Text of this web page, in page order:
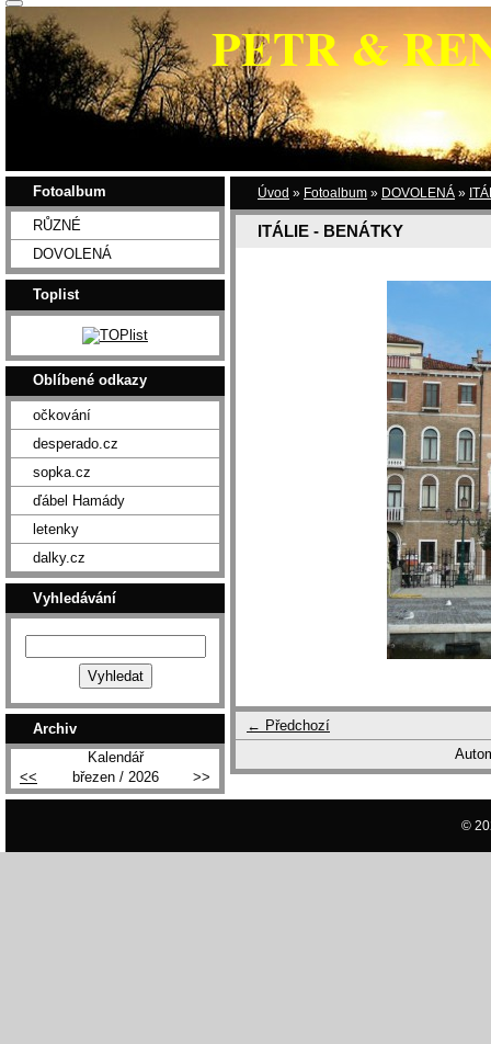
PETR &
Úvod » Fotoalbum » DOVOLENÁ »
ITÁLIE - BENÁTKY
← Předchozí
Fotoalbum
RŮZNÉ
DOVOLENÁ
Toplist
Oblíbené odkazy
očkování
desperado.cz
sopka.cz
ďábel Hamády
letenky
dalky.cz
Vyhledávání
Archiv
Kalendář
<<
březen / 2026 >>
©